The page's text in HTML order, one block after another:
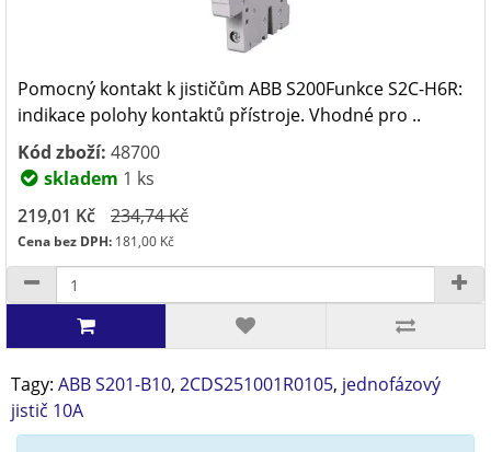
Pomocný kontakt k jističům ABB S200Funkce S2C-H6R:
indikace polohy kontaktů přístroje. Vhodné pro ..
Kód zboží: 48700
skladem 1 ks
219,01 Kč
234,74 Kč
Cena bez DPH: 181,00 Kč
Tagy: ABB S201-B10, 2CDS251001R0105, jednofázový
jistič 10A